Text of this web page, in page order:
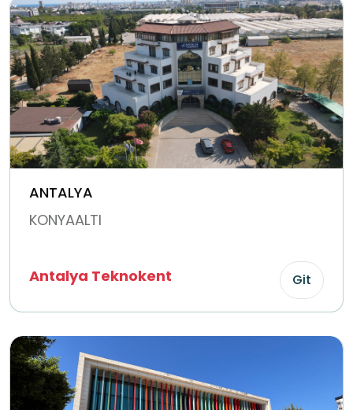
ANTALYA
KONYAALTI
Antalya Teknokent Git